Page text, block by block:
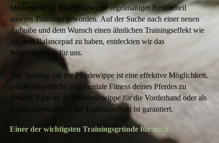
Mittlerweile ist die Pferdewippe regelmäßiger Bestandteil
unseres Trainings geworden. Auf der Suche nach einer neuen
Aufgabe und dem Wunsch einen ähnlichen Trainingseffekt wie
mit dem Balancepad zu haben, entdeckten wir das
Wippentraining für uns.
Das Training mit der Pferdewippe ist eine effektive Möglichkeit,
um die körperliche und mentale Fitness deines Pferdes zu
fördern. Egal ob als Zweibeinwippe für die Vorderhand oder als
Ganzkörperwippe – der Trainingseffekt ist garantiert.
Einer der wichtigsten Trainingsgründe für mich: